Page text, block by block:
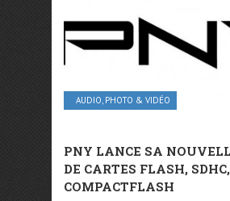
AUDIO, PHOTO & VIDÉO
PNY LANCE SA
DE CARTES FLASH,
COMPACTFLASH